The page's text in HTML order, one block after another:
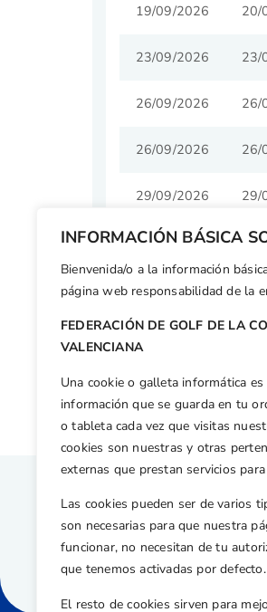
INFORMACIÓN BÁSICA
Bienvenida/o a la información
página web responsabilidad de la
FEDERACIÓN DE GOLF DE LA
VALENCIANA
Una cookie o galleta informática
información que se guarda en tu
o tableta cada vez que visitas
cookies son nuestras y otras
externas que prestan servicios
Las cookies pueden ser de varios
son necesarias para que nuestra
funcionar, no necesitan de tu
que tenemos activadas por defecto.
El resto de cookies sirven para
19/09/2026 20/
23/09/2026 23/
26/09/2026 26/
26/09/2026 26/
29/09/2026 29/
03/10/2026 03/
06/10/2026 06/
17/10/2026 17/